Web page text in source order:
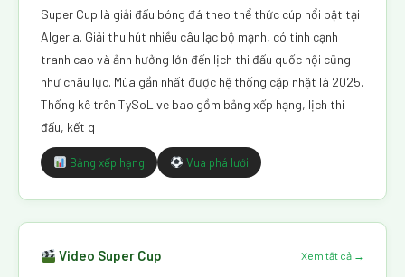
Super Cup là giải đấu bóng đá theo thể thức cúp nổi bật tại
Algeria. Giải thu hút nhiều câu lạc bộ mạnh, có tính cạnh
tranh cao và ảnh hưởng lớn đến lịch thi đấu quốc nội cũng
như châu lục. Mùa gần nhất được hệ thống cập nhật là 2025.
Thống kê trên TySoLive bao gồm bảng xếp hạng, lịch thi
đấu, kết q
Bảng xếp hạng Vua phá lưới
Video Super Cup Xem tất cả →